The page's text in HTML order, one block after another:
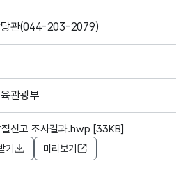
당관(044-203-2079)
관광부
신고 조사결과.hwp [33KB]
기 미리보기